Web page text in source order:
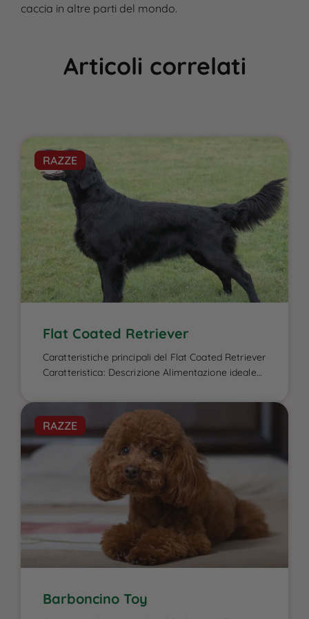
caccia in altre parti del mondo.
Articoli correlati
RAZZE
Flat Coated Retriever
Caratteristiche principali del Flat Coated Retriever
Caratteristica: Descrizione Alimentazione ideale
Flat Coated Retriever è un elemento cruciale per
garantire la sua energia elevata, il benessere
fisico e la salute del mantello, caratteristiche che
lo contraddistinguono. Essendo un cane attivo e
di taglia media-grande, ha bisogno di una dieta
RAZZE
Barboncino Toy